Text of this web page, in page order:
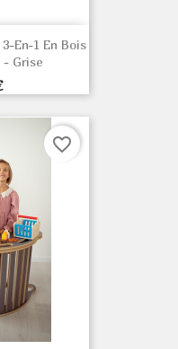
En-1 En Bois
- Grise
favorite_border